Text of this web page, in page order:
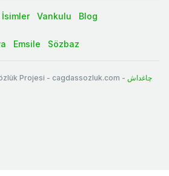
İsimler Vankulu Blog
Emsile Sözbaz
Projesi - cagdassozluk.com - چاغداش